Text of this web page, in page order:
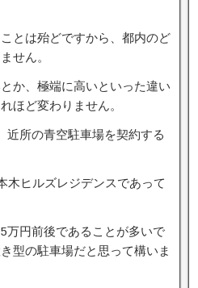
とは殆どですから、都内のど
せん。
か、極端に高いといった違い
ほど変わりません。
近所の青空駐車場を契約する
木ヒルズレジデンスであって
万円前後であることが多いで
型の駐車場だと思って構いま